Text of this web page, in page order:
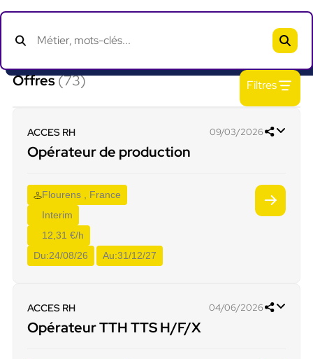
Offres(73) Filtres
ACCES RH 09/03/2026
Opérateur de production
Flourens , France
Interim
12,31 €/h
Du:24/08/26 Au:31/12/27
ACCES RH 04/06/2026
Opérateur TTH TTS H/F/X